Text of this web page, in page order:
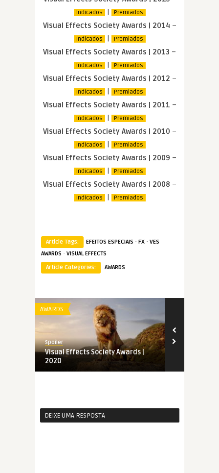
Indicados | Premiados
Visual Effects Society Awards | 2014 –
Indicados | Premiados
Visual Effects Society Awards | 2013 –
Indicados | Premiados
Visual Effects Society Awards | 2012 –
Indicados | Premiados
Visual Effects Society Awards | 2011 –
Indicados | Premiados
Visual Effects Society Awards | 2010 –
Indicados | Premiados
Visual Effects Society Awards | 2009 –
Indicados | Premiados
Visual Effects Society Awards | 2008 –
Indicados | Premiados
Article Tags: EFEITOS ESPECIAIS · FX · VES
AWARDS · VISUAL EFFECTS
Article Categories:
AWARDS
AWARDS
Spoiler
Visual Effects Society Awards |
2020
DEIXE UMA RESPOSTA